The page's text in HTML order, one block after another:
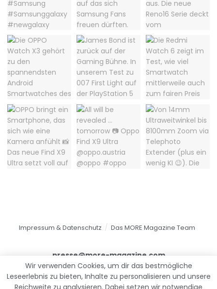
Impressum & Datenschutz Das MORE Magazine Team
presse@more-magazine.com
Wir verwenden Cookies, um dir das bestmögliche
Leseerlebnis zu bieten, Inhalte zu personalisieren und unsere
Reichweite zu analysieren. Dabei setzen wir notwendige